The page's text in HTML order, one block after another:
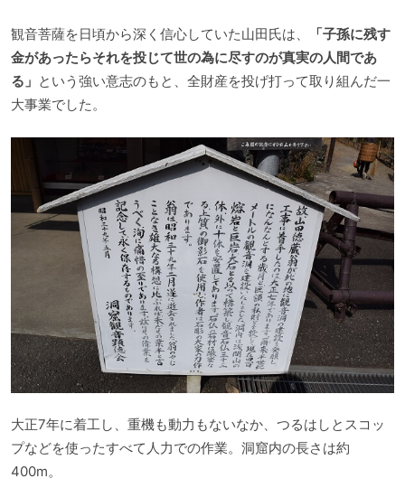
観音菩薩を日頃から深く信心していた山田氏は、
「子孫に残す
金があったらそれを投じて世の為に尽すのが真実の人間であ
る」 という強い意志のもと、全財産を投げ打って取り組んだ一
大事業でした。
大正7年に着工し、重機も動力もないなか、つるはしとスコッ
プなどを使ったすべて人力での作業。洞窟内の長さは約
400m。